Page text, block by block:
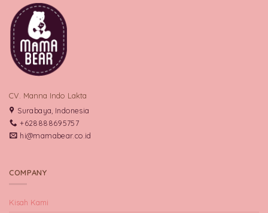
CV. Manna Indo Lakta
Surabaya, Indonesia
+628888695757
hi@mamabear.co.id
COMPANY
Kisah Kami